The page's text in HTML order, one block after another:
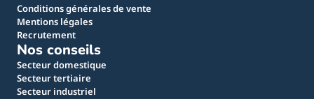
Conditions générales de vente
Mentions légales
Recrutement
Nos conseils
Secteur domestique
Secteur tertiaire
Secteur industriel